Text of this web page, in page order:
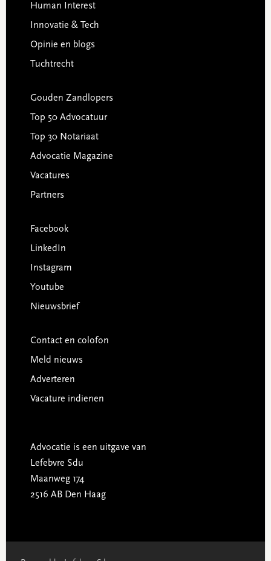
Human Interest
Innovatie & Tech
Opinie en blogs
Tuchtrecht
Gouden Zandlopers
Top 50 Advocatuur
Top 30 Notariaat
Advocatie Magazine
Vacatures
Partners
Facebook
LinkedIn
Instagram
Youtube
Nieuwsbrief
Contact en colofon
Meld nieuws
Adverteren
Vacature indienen
Advocatie is een uitgave van
Lefebvre Sdu
Maanweg 174
2516 AB Den Haag